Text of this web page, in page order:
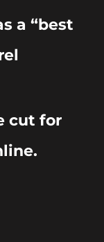
a “best
cut for